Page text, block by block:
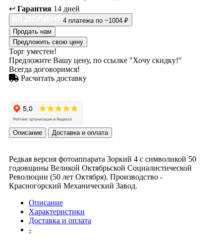
↩️ Гарантия 14 дней
4 платежа по ~1004 ₽
Продать нам
Предложить свою цену
Торг уместен!
Предложите Вашу цену, по ссылке "Хочу скидку!"
Всегда договоримся!
Расчитать доставку
Описание Доставка и оплата
Редкая версия фотоаппарата Зоркий 4 с символикой 50
годовщины Великой Октябрьской Социалистической
Революции (50 лет Октября). Производство -
Красногорский Механический Завод.
Описание
Характеристики
Доставка и оплата
-